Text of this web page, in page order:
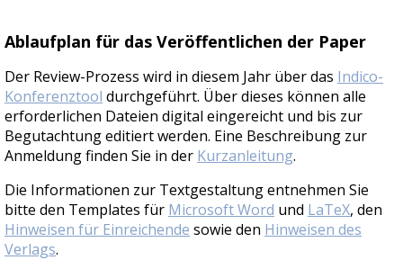
Ablaufplan für das Veröffentlichen der Paper
Der Review-Prozess wird in diesem Jahr über das Indico-
Konferenztool durchgeführt. Über dieses können alle
erforderlichen Dateien digital eingereicht und bis zur
Begutachtung editiert werden. Eine Beschreibung zur
Anmeldung finden Sie in der Kurzanleitung.
Die Informationen zur Textgestaltung entnehmen Sie
bitte den Templates für Microsoft Word und LaTeX, den
Hinweisen für Einreichende sowie den Hinweisen des
Verlags.